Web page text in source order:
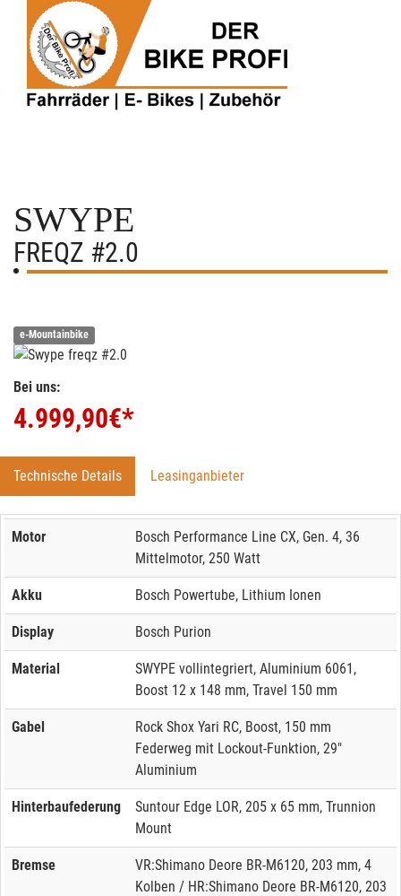
SWYPE
FREQZ #2.0
e-Mountainbike
Bei uns:
4.999,90€*
Technische Details Leasinganbieter
Motor
Bosch Performance Line CX, Gen. 4, 36
Mittelmotor, 250 Watt
Akku Bosch Powertube, Lithium Ionen
Display Bosch Purion
Material
SWYPE vollintegriert, Aluminium 6061,
Boost 12 x 148 mm, Travel 150 mm
Gabel
Rock Shox Yari RC, Boost, 150 mm
Federweg mit Lockout-Funktion, 29"
Aluminium
Hinterbaufederung
Suntour Edge LOR, 205 x 65 mm, Trunnion
Mount
Bremse
VR:Shimano Deore BR-M6120, 203 mm, 4
Kolben / HR:Shimano Deore BR-M6120, 203